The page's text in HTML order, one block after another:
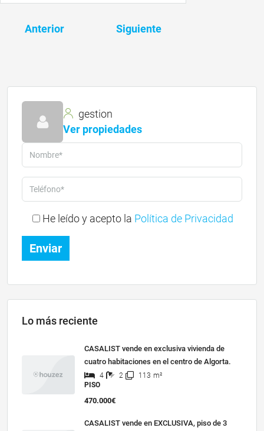
Anterior Siguiente
gestion
Ver propiedades
He leído y acepto la Política de Privacidad
Lo más reciente
CASALIST vende en exclusiva vivienda de
cuatro habitaciones en el centro de Algorta.
4 2 113 m²
PISO
470.000€
CASALIST vende en EXCLUSIVA, piso de 3